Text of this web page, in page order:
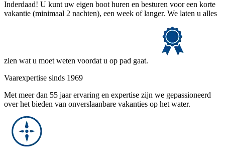
Inderdaad! U kunt uw eigen boot huren en besturen voor een korte
vakantie (minimaal 2 nachten), een week of langer. We laten u alles
zien wat u moet weten voordat u op pad gaat.
Vaarexpertise sinds 1969
Met meer dan 55 jaar ervaring en expertise zijn we gepassioneerd
over het bieden van onverslaanbare vakanties op het water.